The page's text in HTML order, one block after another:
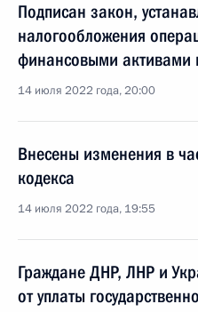
Подписан закон,
налогообложения
финансовыми
14 июля 2022 года, 20:00
Внесены изменения в
кодекса
14 июля 2022 года, 19:55
Граждане ДНР, ЛНР и
от уплаты